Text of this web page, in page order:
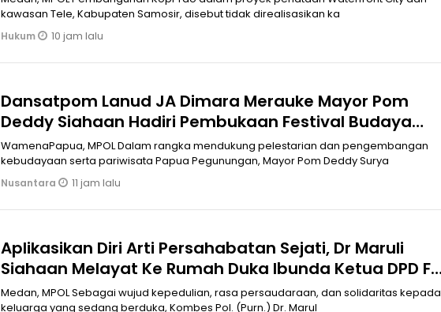
kawasan Tele, Kabupaten Samosir, disebut tidak direalisasikan ka
Hukum 10 jam lalu
Dansatpom Lanud JA Dimara Merauke Mayor Pom
Deddy Siahaan Hadiri Pembukaan Festival Budaya
Lembah Baliem ke-34 Tahun 2026
WamenaPapua, MPOL Dalam rangka mendukung pelestarian dan pengembangan
kebudayaan serta pariwisata Papua Pegunungan, Mayor Pom Deddy Surya
Nusantara 11 jam lalu
Aplikasikan Diri Arti Persahabatan Sejati, Dr Maruli
Siahaan Melayat Ke Rumah Duka Ibunda Ketua DPD F
SPTI-K SPSI Sumut
Medan, MPOL Sebagai wujud kepedulian, rasa persaudaraan, dan solidaritas kepada
keluarga yang sedang berduka, Kombes Pol. (Purn.) Dr. Marul